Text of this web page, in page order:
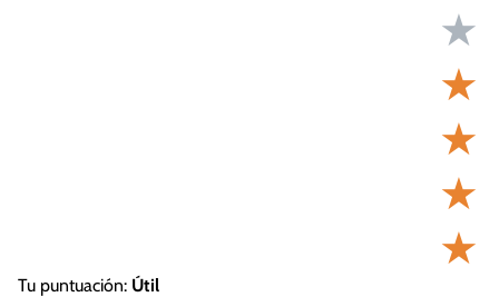
★
★
★
★
★
Tu puntuación: Útil